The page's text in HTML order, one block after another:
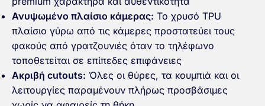
Ανυψωμένο πλαίσιο κάμερας: Το χρυσό TPU
πλαίσιο γύρω από τις κάμερες προστατεύει τους
φακούς από γρατζουνιές όταν το τηλέφωνο
τοποθετείται σε επίπεδες επιφάνειες
Ακριβή cutouts: Όλες οι θύρες, τα κουμπιά και οι
λειτουργίες παραμένουν πλήρως προσβάσιμες